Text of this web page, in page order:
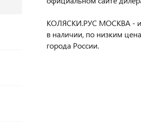
КОЛЯСКИ.РУС МОСКВА -
в наличии, по низким
города России.